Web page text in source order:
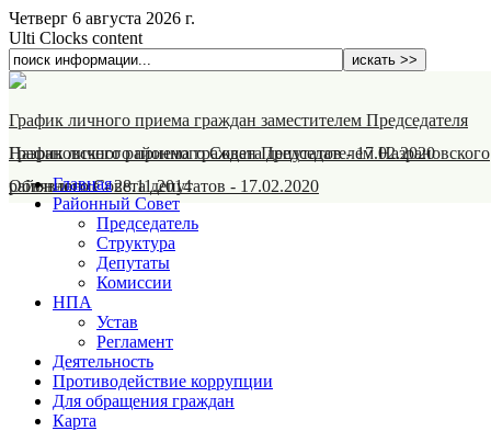
Четверг 6 августа 2026 г.
Ulti Clocks content
График личного приема граждан заместителем Председателя
Назрановского районного Совета депутатов-17.02.2020
График личного приема граждан Председателем Назрановского
районного Совета депутатов - 17.02.2020
Объявление-28.11.2014
Главная
Районный Совет
Председатель
Структура
Депутаты
Комиссии
НПА
Устав
Регламент
Деятельность
Противодействие коррупции
Для обращения граждан
Карта